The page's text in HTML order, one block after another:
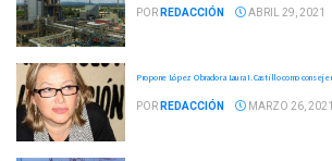
POR REDACCIÓN ABRIL 29, 2021
Propone López Obrador a Laura I. Castillo como
POR REDACCIÓN MARZO 26, 2021